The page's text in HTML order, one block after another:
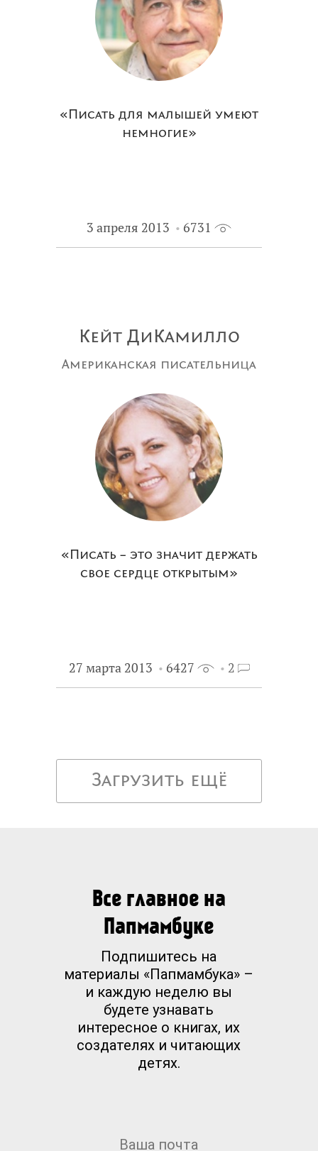
«Писать для малышей умеют
немногие»
3 апреля 2013 6731
Кейт ДиКамилло
Американская писательница
«Писать – это значит держать
свое сердце открытым»
27 марта 2013 6427 2
Загрузить ещё
Все главное на
Папмамбуке
Подпишитесь на
материалы «Папмамбука» –
и каждую неделю вы
будете узнавать
интересное о книгах, их
создателях и читающих
детях.